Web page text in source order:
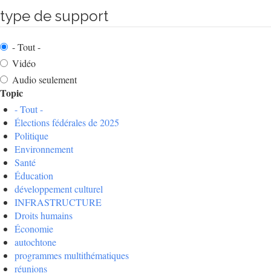
type de support
- Tout -
Vidéo
Audio seulement
Topic
- Tout -
Élections fédérales de 2025
Politique
Environnement
Santé
Éducation
développement culturel
INFRASTRUCTURE
Droits humains
Économie
autochtone
programmes multithématiques
réunions